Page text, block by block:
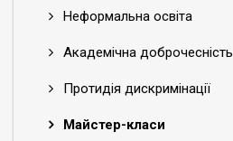
Неформальна освіта
Академічна доброчесність
Протидія дискримінації
Майстер-класи